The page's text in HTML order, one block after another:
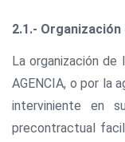
2.1.-
La organización de
AGENCIA, o por la
interviniente en
precontractual